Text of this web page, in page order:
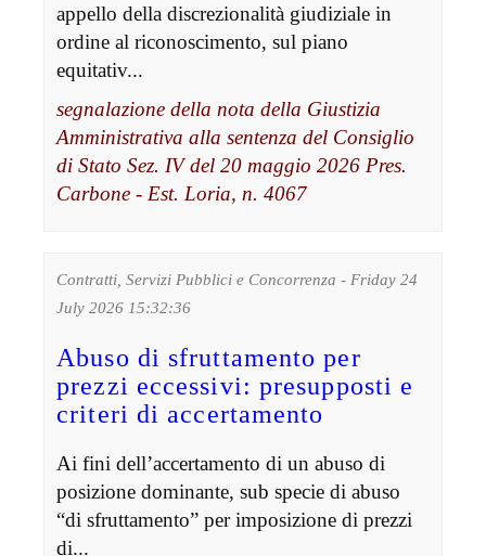
appello della discrezionalità giudiziale in
ordine al riconoscimento, sul piano
equitativ...
segnalazione della nota della Giustizia
Amministrativa alla sentenza del Consiglio
di Stato Sez. IV del 20 maggio 2026 Pres.
Carbone - Est. Loria, n. 4067
Contratti, Servizi Pubblici e Concorrenza - Friday 24
July 2026 15:32:36
Abuso di sfruttamento per
prezzi eccessivi: presupposti e
criteri di accertamento
Ai fini dell’accertamento di un abuso di
posizione dominante, sub specie di abuso
“di sfruttamento” per imposizione di prezzi
di...